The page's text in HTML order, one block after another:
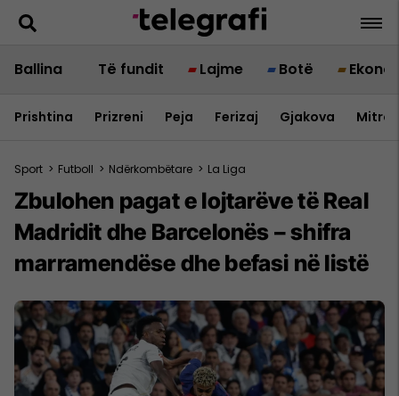
Ballina Të fundit Lajme Botë
Prishtina Prizreni Peja Ferizaj Gjakova
Sport > Futboll > Ndërkombëtare > La Liga
Zbulohen pagat e lojtarëve të Real
Madridit dhe Barcelonës – shifra
marramendëse dhe befasi në listë